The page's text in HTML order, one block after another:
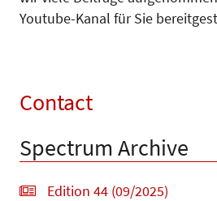
Youtube-Kanal für Sie
Contact
Spectrum Archive
Edition 44 (09/2025)